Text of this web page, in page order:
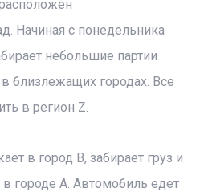
Начиная с понедельника
небольшие партии
близлежащих городах. Все
в регион Z.
в город B, забирает груз и
в городе А. Автомобиль едет